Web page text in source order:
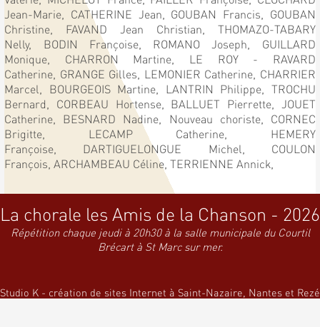
Jean-Marie, CATHERINE Jean, GOUBAN Francis, GOUBAN
Christine, FAVAND Jean Christian, THOMAZO-TABARY
Nelly, BODIN Françoise, ROMANO Joseph, GUILLARD
Monique, CHARRON Martine, LE ROY - RAVARD
Catherine, GRANGE Gilles, LEMONIER Catherine, CHARRIER
Marcel, BOURGEOIS Martine, LANTRIN Philippe, TROCHU
Bernard, CORBEAU Hortense, BALLUET Pierrette, JOUET
Catherine, BESNARD Nadine, Nouveau choriste, CORNEC
Brigitte, LECAMP Catherine, HEMERY
Françoise, DARTIGUELONGUE Michel, COULON
François,ARCHAMBEAU Céline,TERRIENNE Annick,
La chorale les Amis de la Chanson - 2026
Répétition chaque jeudi à 20h30 à la salle municipale du Courtil
Brécart à St Marc sur mer.
Studio K - création de sites Internet à Saint-Nazaire, Nantes et Rezé